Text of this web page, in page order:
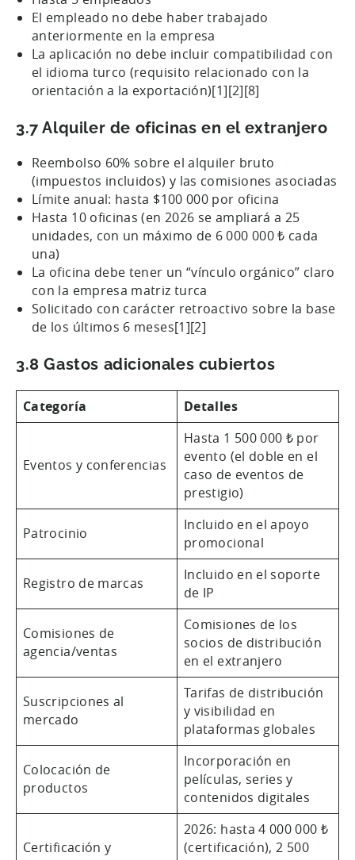
El empleado no debe haber trabajado
anteriormente en la empresa
La aplicación no debe incluir compatibilidad con
el idioma turco (requisito relacionado con la
orientación a la exportación)[1][2][8]
3.7 Alquiler de oficinas en el extranjero
Reembolso 60% sobre el alquiler bruto
(impuestos incluidos) y las comisiones asociadas
Límite anual: hasta $100 000 por oficina
Hasta 10 oficinas (en 2026 se ampliará a 25
unidades, con un máximo de 6 000 000 ₺ cada
una)
La oficina debe tener un “vínculo orgánico” claro
con la empresa matriz turca
Solicitado con carácter retroactivo sobre la base
de los últimos 6 meses[1][2]
3.8 Gastos adicionales cubiertos
Categoría Detalles
Eventos y conferencias
Hasta 1 500 000 ₺ por
evento (el doble en el
caso de eventos de
prestigio)
Patrocinio
Incluido en el apoyo
promocional
Registro de marcas
Incluido en el soporte
de IP
Comisiones de
agencia/ventas
Comisiones de los
socios de distribución
en el extranjero
Suscripciones al
mercado
Tarifas de distribución
y visibilidad en
plataformas globales
Colocación de
productos
Incorporación en
películas, series y
contenidos digitales
Certificación y
2026: hasta 4 000 000 ₺
(certificación), 2 500